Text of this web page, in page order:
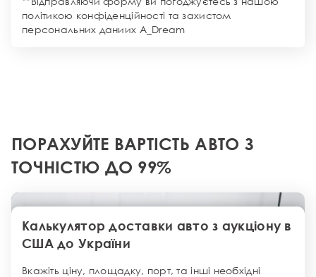
політикою конфіденційності та захистом
персональних даниих A_Dream
ПОРАХУЙТЕ ВАРТІСТЬ АВТО З
ТОЧНІСТЮ ДО 99%
Калькулятор доставки авто з аукціону в
США до України
Вкажіть ціну, площадку, порт, та інші необхідні